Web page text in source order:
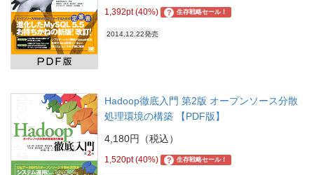
1,392pt (40%) ? 生存戦略セール！
2014.12.22発売
Hadoop徹底入門 第2版 オープンソース分散
処理環境の構築 【PDF版】
4,180円（税込）
1,520pt (40%) ? 生存戦略セール！